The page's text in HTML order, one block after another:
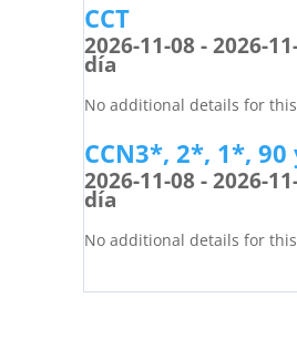
CCT
2026-11-08 - 2026-
día
No additional details for
CCN3*, 2*, 1*, 90
2026-11-08 - 2026-
día
No additional details for